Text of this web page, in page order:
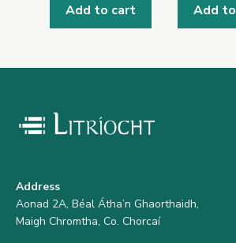
Add to cart Add
Address
Aonad 2A, Béal Átha’n Ghaorthaidh,
Maigh Chromtha, Co. Chorcaí